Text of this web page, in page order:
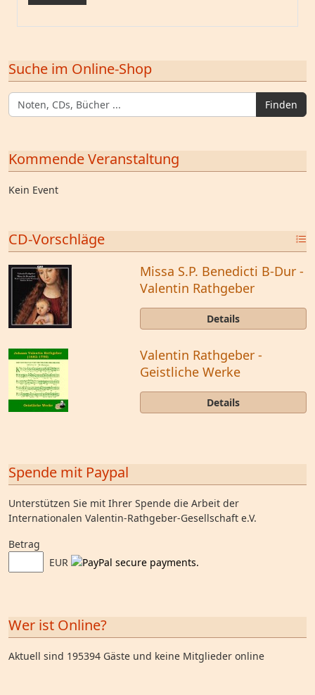
Suche im Online-Shop
Finden
Kommende Veranstaltung
Kein Event
CD-Vorschläge
Missa S.P. Benedicti B-Dur -
Valentin Rathgeber
Details
Valentin Rathgeber -
Geistliche Werke
Details
Spende mit Paypal
Unterstützen Sie mit Ihrer Spende die Arbeit der
Internationalen Valentin-Rathgeber-Gesellschaft e.V.
Betrag
EUR
Wer ist Online?
Aktuell sind 195394 Gäste und keine Mitglieder online